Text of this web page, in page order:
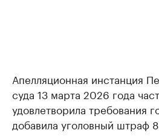
Апелляционная инстанция
суда 13 марта 2026 года
удовлетворила требования
добавила уголовный штраф